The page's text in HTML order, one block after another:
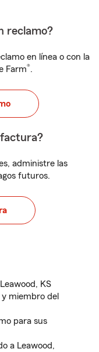
reclamo?
en línea o con la
Farm®.
administre las
futuros.
KS
miembro del
para sus
a Leawood,